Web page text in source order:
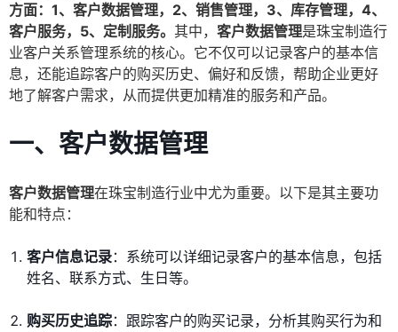
方面：1、客户数据管理，2、销售管理，3、库存管理，4、
客户服务，5、定制服务。 其中， 客户数据管理是珠宝制造行
业客户关系管理系统的核心。它不仅可以记录客户的基本信
息，还能追踪客户的购买历史、偏好和反馈，帮助企业更好
地了解客户需求，从而提供更加精准的服务和产品。
一、客户数据管理
客户数据管理在珠宝制造行业中尤为重要。以下是其主要功
能和特点：
客户信息记录：系统可以详细记录客户的基本信息，包括
姓名、联系方式、生日等。
购买历史追踪：跟踪客户的购买记录，分析其购买行为和